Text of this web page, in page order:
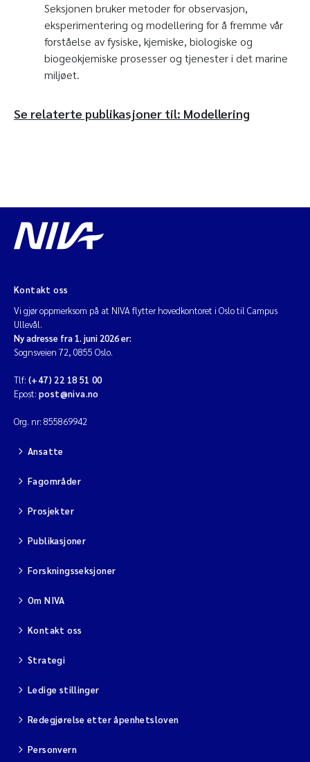
Seksjonen bruker metoder for observasjon,
eksperimentering og modellering for å fremme vår
forståelse av fysiske, kjemiske, biologiske og
biogeokjemiske prosesser og tjenester i det marine
miljøet.
Se relaterte publikasjoner til: Modellering
Kontakt oss
Vi gjør oppmerksom på at NIVA flytter hovedkontoret i Oslo til Campus
Ullevål.
Ny adresse fra 1. juni 2026 er:
Sognsveien 72, 0855 Oslo.
Tlf: (+47) 22 18 51 00
Epost: post@niva.no
Org. nr: 855869942
Ansatte
Fagområder
Prosjekter
Publikasjoner
Forskningsseksjoner
Om NIVA
Kontakt oss
Strategi
Ledige stillinger
Redegjørelse etter åpenhetsloven
Personvern